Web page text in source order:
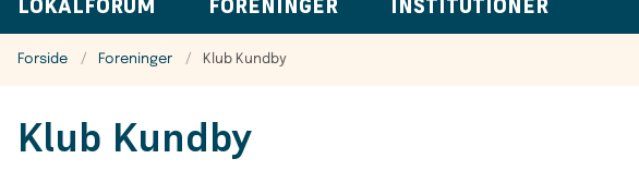
LOKALFORUM FORENINGER INSTITUTIONER
Forside Foreninger Klub Kundby
Klub Kundby